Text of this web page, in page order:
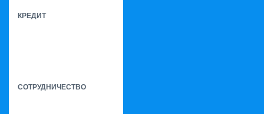
КРЕДИТ
СОТРУДНИЧЕСТВО